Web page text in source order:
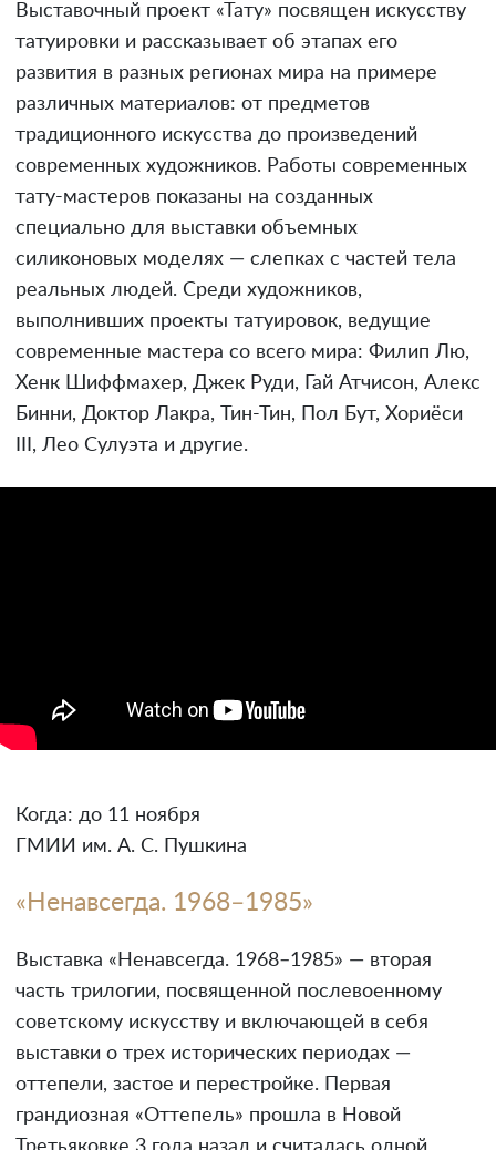
Выставочный проект «Тату» посвящен искусству
татуировки и рассказывает об этапах его
развития в разных регионах мира на примере
различных материалов: от предметов
традиционного искусства до произведений
современных художников. Работы современных
тату-мастеров показаны на созданных
специально для выставки объемных
силиконовых моделях — слепках с частей тела
реальных людей. Среди художников,
выполнивших проекты татуировок, ведущие
современные мастера со всего мира: Филип Лю,
Хенк Шиффмахер, Джек Руди, Гай Атчисон, Алекс
Бинни, Доктор Лакра, Тин-Тин, Пол Бут, Хориёси
III, Лео Сулуэта и другие.
Когда: до 11 ноября
ГМИИ им. А. С. Пушкина
«Ненавсегда. 1968–1985»
Выставка «Ненавсегда. 1968–1985» — вторая
часть трилогии, посвященной послевоенному
советскому искусству и включающей в себя
выставки о трех исторических периодах —
оттепели, застое и перестройке. Первая
грандиозная «Оттепель» прошла в Новой